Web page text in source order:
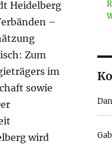
Heidelberg
–
Zum
im
sowie
wird